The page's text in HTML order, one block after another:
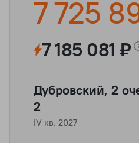
7 725
7 185 081 ₽
Дубровский, 2
2
IV кв. 2027